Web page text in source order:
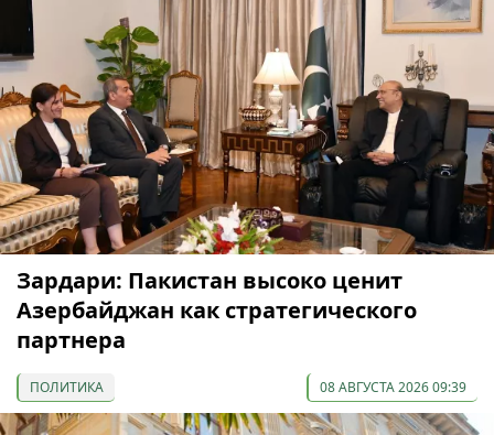
Зардари: Пакистан высоко ценит
Азербайджан как стратегического
партнера
ПОЛИТИКА 08 АВГУСТА 2026 09:39